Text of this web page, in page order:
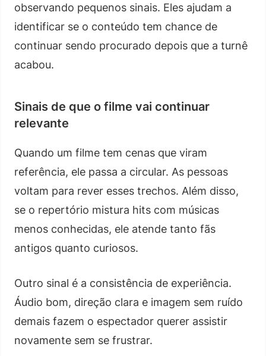
observando pequenos sinais. Eles ajudam a
identificar se o conteúdo tem chance de
continuar sendo procurado depois que a turnê
acabou.
Sinais de que o filme vai continuar
relevante
Quando um filme tem cenas que viram
referência, ele passa a circular. As pessoas
voltam para rever esses trechos. Além disso,
se o repertório mistura hits com músicas
menos conhecidas, ele atende tanto fãs
antigos quanto curiosos.
Outro sinal é a consistência de experiência.
Áudio bom, direção clara e imagem sem ruído
demais fazem o espectador querer assistir
novamente sem se frustrar.